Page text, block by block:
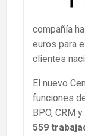
compañía
euros para
clientes
El nuevo
funciones
BPO, CRM
559